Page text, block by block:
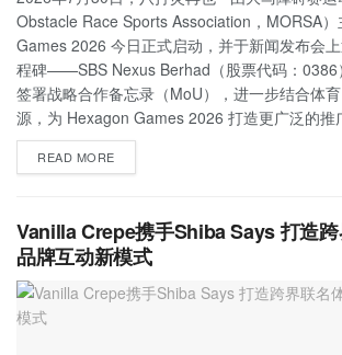
Obstacle Race Sports Association，MORSA
Games 2026 今日正式启动，并于新闻发布会
程碑——SBS Nexus Berhad（股票代码：0386
签署战略合作备忘录（MoU），进一步结合体
源，为 Hexagon Games 2026 打造更广泛的推
READ MORE
Vanilla Crepe携手Shiba Says 打造
品牌互动新模式